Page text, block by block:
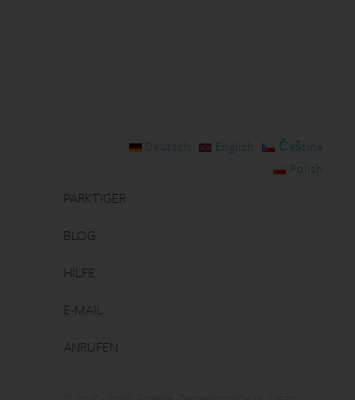
Deutsch English
Čeština
Polish
PARKTIGER
BLOG
HILFE
E-MAIL
ANRUFEN